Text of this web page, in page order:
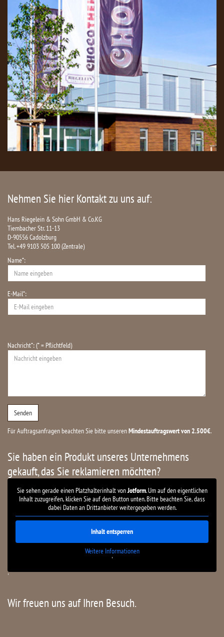
Nehmen Sie hier Kontakt zu uns auf:
Hans Riegelein & Sohn GmbH & Co.KG
Tiembacher Str. 11-13
D-90556 Cadolzburg
Tel. +49 9103 505 100 (Zentrale)
Name*:
E-Mail*:
Nachricht*: (* = Pflichtfeld)
Für Auftragsanfragen beachten Sie bitte unserenMindestauftragswert von 2.500€.
Sie haben ein Produkt unseres Unternehmens
gekauft, das Sie reklamieren möchten?
Sie sehen gerade einen Platzhalterinhalt vonJotform. Um auf den eigentlichen
Inhalt zuzugreifen, klicken Sie auf den Button unten. Bitte beachten Sie, dass
dabei Daten an Drittanbieter weitergegeben werden.
Inhalt entsperren
Weitere Informationen
'
'
Wir freuen uns auf Ihren Besuch.